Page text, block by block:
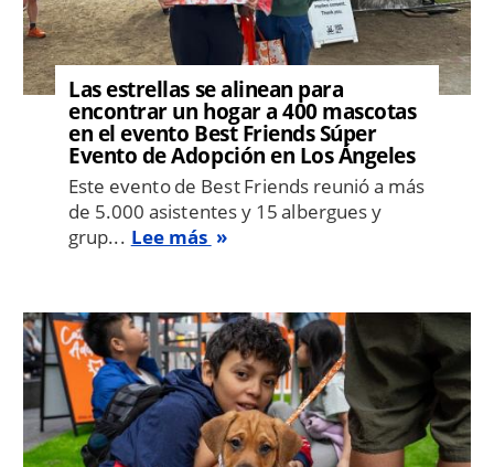
Las estrellas se alinean para
encontrar un hogar a 400 mascotas
en el evento Best Friends Súper
Evento de Adopción en Los Ángeles
Este evento de Best Friends reunió a más
de 5.000 asistentes y 15 albergues y
grup... Lee más
Image